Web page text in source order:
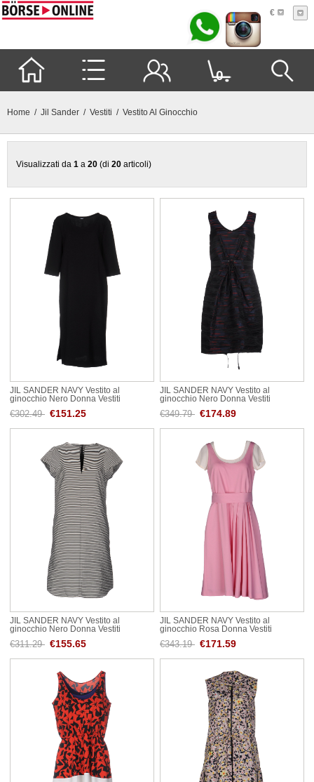
€
0
Home / Jil Sander / Vestiti / Vestito Al Ginocchio
Visualizzati da 1 a 20 (di 20 articoli)
JIL SANDER NAVY Vestito al
ginocchio Nero Donna Vestiti
€302.49 €151.25
JIL SANDER NAVY Vestito al
ginocchio Nero Donna Vestiti
€349.79 €174.89
JIL SANDER NAVY Vestito al
ginocchio Nero Donna Vestiti
€311.29 €155.65
JIL SANDER NAVY Vestito al
ginocchio Rosa Donna Vestiti
€343.19 €171.59